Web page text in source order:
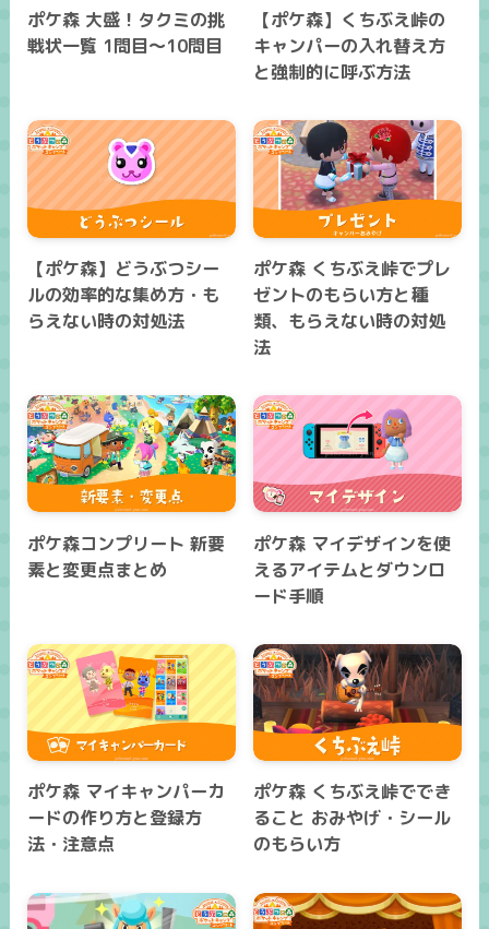
ポケ森 大盛！タクミの挑
戦状一覧 1問目～10問目
【ポケ森】くちぶえ峠の
キャンパーの入れ替え方
と強制的に呼ぶ方法
【ポケ森】どうぶつシー
ルの効率的な集め方・も
らえない時の対処法
ポケ森 くちぶえ峠でプレ
ゼントのもらい方と種
類、もらえない時の対処
法
ポケ森コンプリート 新要
素と変更点まとめ
ポケ森 マイデザインを使
えるアイテムとダウンロ
ード手順
ポケ森 マイキャンパーカ
ードの作り方と登録方
法・注意点
ポケ森 くちぶえ峠ででき
ること おみやげ・シール
のもらい方